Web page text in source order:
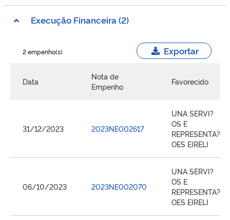
Execução Financeira (2)
2 empenho(s) Exportar
Data
Nota de
Empenho
Favorecido
31/12/2023 2023NE002617
UNA SERVI?
OS E
REPRESENTA?
OES EIRELI
06/10/2023 2023NE002070
UNA SERVI?
OS E
REPRESENTA?
OES EIRELI